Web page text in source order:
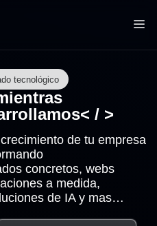
tecnológico
/ >
de tu empresa
concretos, webs
a medida,
de IA y mas…